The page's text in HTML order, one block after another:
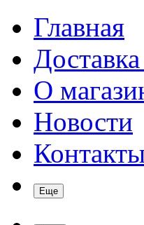
Главная
О
Новости
Еще